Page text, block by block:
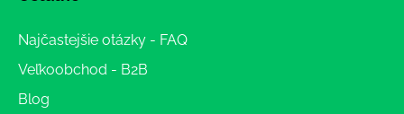
Najčastejšie otázky - FAQ
Veľkoobchod - B2B
Blog